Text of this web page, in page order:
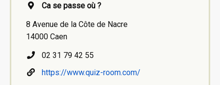
Ca se passe où ?
8 Avenue de la Côte de Nacre
14000 Caen
02 31 79 42 55
https://www.quiz-room.com/